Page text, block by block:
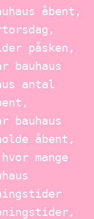
åbent,
påsken,
bauhaus
antal
bauhaus
åbent,
mange